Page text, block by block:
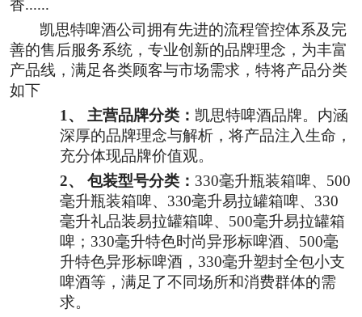
香......
凯思特啤酒公司拥有先进的流程管控体系及完
善的售后服务系统，专业创新的品牌理念，为丰富
产品线，满足各类顾客与市场需求，特将产品分类
如下
1、 主营品牌分类： 凯思特啤酒品牌。内涵
深厚的品牌理念与解析，将产品注入生命，
充分体现品牌价值观。
2、 包装型号分类： 330毫升瓶装箱啤、500
毫升瓶装箱啤、330毫升易拉罐箱啤、330
毫升礼品装易拉罐箱啤、500毫升易拉罐箱
啤；330毫升特色时尚异形标啤酒、500毫
升特色异形标啤酒，330毫升塑封全包小支
啤酒等，满足了不同场所和消费群体的需
求。